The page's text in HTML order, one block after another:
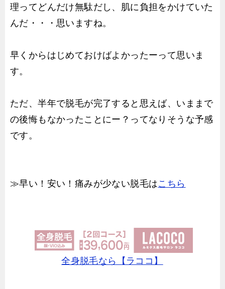
理ってどんだけ無駄だし、肌に負担をかけていた
んだ・・・思いますね。
早くからはじめておけばよかったーって思いま
す。
ただ、半年で脱毛が完了すると思えば、いままで
の後悔もなかったことにー？ってなりそうな予感
です。
≫早い！安い！痛みが少ない脱毛はこちら
全身脱毛なら【ラココ】